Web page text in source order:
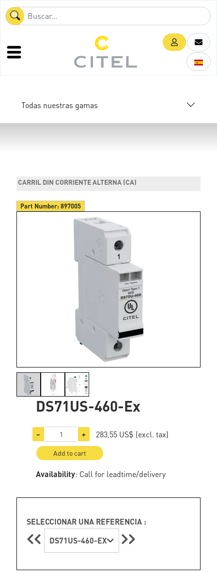
Todas nuestras gamas
CARRIL DIN CORRIENTE ALTERNA (CA)
Part Number:897005
DS71US-460-Ex
− + 283,55 US$ (excl. tax)
Add to cart
Availability: Call for leadtime/delivery
SELECCIONAR UNA REFERENCIA :
DS71US-460-EX